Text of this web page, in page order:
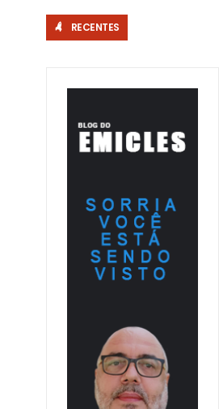
RECENTES